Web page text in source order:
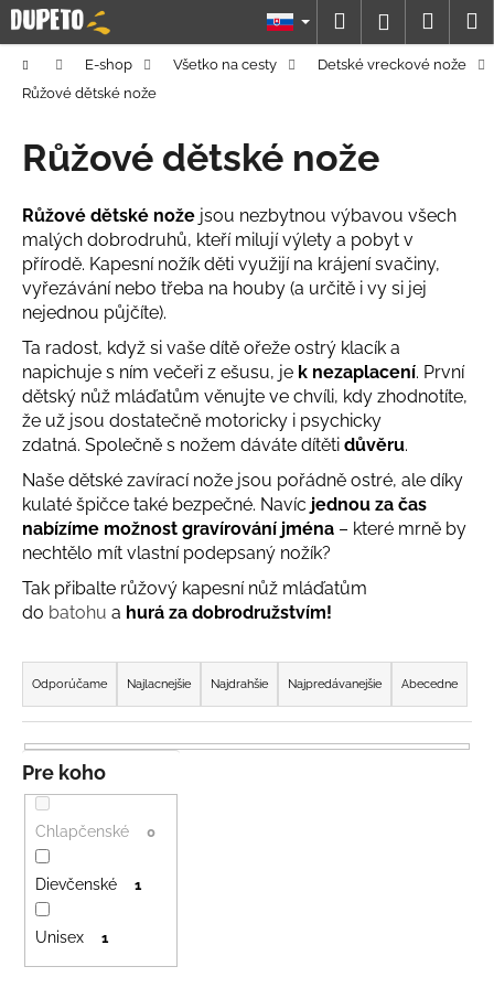
Prejsť
na
obsah
Hľadať
košík
DomovE-shop Všetko na cesty
Detské vreckové nože
Růžové dětské nože
Růžové dětské nože
Růžové dětské nože jsou nezbytnou výbavou všech
malých dobrodruhů, kteří milují výlety a pobyt v
přírodě. Kapesní nožík děti využijí na krájení svačiny,
vyřezávání nebo třeba na houby (a určitě i vy si jej
nejednou půjčíte).
Ta radost, když si vaše dítě ořeže ostrý klacík a
napichuje s ním večeři z ešusu, je k nezaplacení. První
dětský nůž mláďatům věnujte ve chvíli, kdy zhodnotíte,
že už jsou dostatečně motoricky i psychicky
zdatná. Společně s nožem dáváte dítěti důvěru.
Naše dětské zavírací nože jsou pořádně ostré, ale díky
kulaté špičce také bezpečné. Navíc jednou za čas
nabízíme možnost gravírování jména – které mrně by
nechtělo mít vlastní podepsaný nožík?
Tak přibalte růžový kapesní nůž mláďatům
do batohu a hurá za dobrodružstvím!
R
a
d
e
n
i
e
p
o
d
u
Odporúčame Najlacnejšie Najdrahšie Najpredávanejšie Abecedne
Pre koho
Chlapčenské 0
Dievčenské 1
Unisex 1
K
o
o
p
o
t
r
e
b
u
j
e
t
e
n
á
j
s
ť
HĽADAŤ
O
d
ú